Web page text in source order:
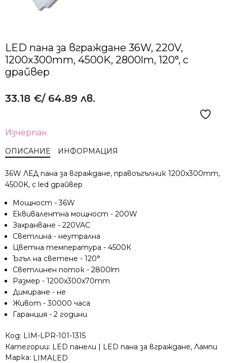
LED пана за вграждане 36W, 220V,
1200x300mm, 4500K, 2800lm, 120°, с
драйвер
33.18 €/ 64.89 лв.
Изчерпан
ОПИСАНИЕ ИНФОРМАЦИЯ
36W ЛЕД панa за вграждане, правоъгълник 1200x300mm,
4500K, с led драйвер
Мощност - 36W
Еквивалентна мощност - 200W
Захранване - 220VAC
Светлина - неутрална
Цветна температура - 4500К
Ъгъл на светене - 120°
Светлинен поток - 2800lm
Размер - 1200x300x70mm
Димиране - не
Живот - 30000 часа
Гаранция - 2 години
Код: LIM-LPR-101-1315
Категории: LED панели | LED пана за вграждане, Лампи
Марка: LIMALED